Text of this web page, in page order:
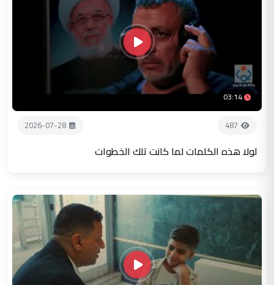
03:14
487
2026-07-28
لولا هذه الكلمات لما كانت تلك الخطوات